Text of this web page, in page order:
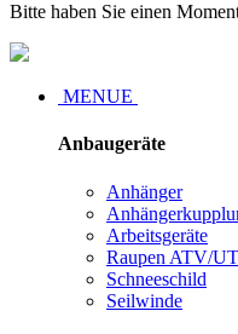
Bitte haben Sie einen
MENUE
Anbaugeräte
Anhänger
Arbeitsgeräte
Raupen ATV/
Schneeschild
Seilwinde